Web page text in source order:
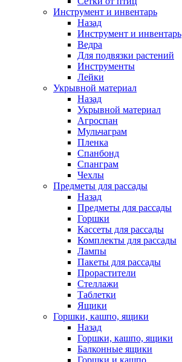
Инструмент и инвентарь
Назад
Инструмент и инвентарь
Ведра
Для подвязки растений
Инструменты
Лейки
Укрывной материал
Назад
Укрывной материал
Агроспан
Мульчаграм
Пленка
Спанбонд
Спанграм
Чехлы
Предметы для рассады
Назад
Предметы для рассады
Горшки
Кассеты для рассады
Комплекты для рассады
Лампы
Пакеты для рассады
Прорастители
Стеллажи
Таблетки
Ящики
Горшки, кашпо, ящики
Назад
Горшки, кашпо, ящики
Балконные ящики
Горшки и кашпо